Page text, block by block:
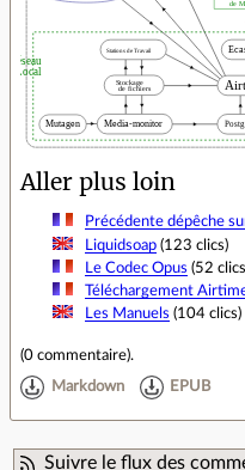
Aller plus loin
Précédente dépêche
Liquidsoap(123 clics)
Le Codec Opus (52
Téléchargement
Les Manuels (104 clics)
(0 commentaire).
Markdown EPUB
Suivre le flux des